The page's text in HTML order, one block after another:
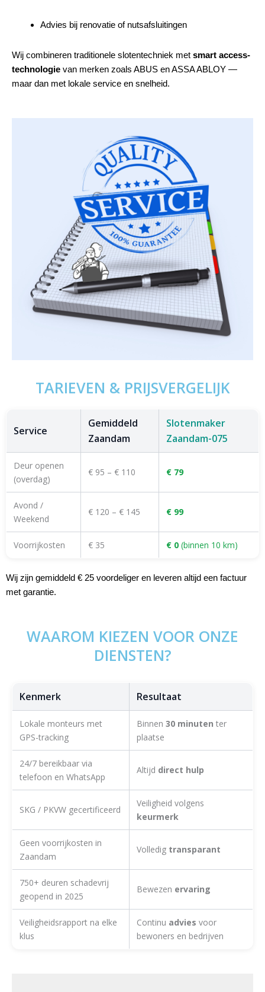
Advies bij renovatie of nutsafsluitingen
Wij combineren traditionele slotentechniek met smart access-
technologie van merken zoals ABUS en ASSA ABLOY —
maar dan met lokale service en snelheid.
TARIEVEN & PRIJSVERGELIJK
Service
Gemiddeld
Zaandam
Slotenmaker
Zaandam-075
Deur openen
(overdag)
€ 95 – € 110 € 79
Avond /
Weekend
€ 120 – € 145 € 99
Voorrijkosten € 35 € 0 (binnen 10 km)
Wij zijn gemiddeld € 25 voordeliger en leveren altijd een factuur
met garantie.
WAAROM KIEZEN VOOR ONZE
DIENSTEN?
Kenmerk Resultaat
Lokale monteurs met
GPS-tracking
Binnen 30 minuten ter
plaatse
24/7 bereikbaar via
telefoon en WhatsApp
Altijd direct hulp
SKG / PKVW gecertificeerd
Veiligheid volgens
keurmerk
Geen voorrijkosten in
Zaandam
Volledig transparant
750+ deuren schadevrij
geopend in 2025
Bewezen ervaring
Veiligheidsrapport na elke
klus
Continu advies voor
bewoners en bedrijven